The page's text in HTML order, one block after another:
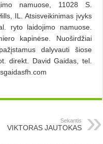
namuose, 11028 S.
IL. Atsisveikinimas įvyks
ryto laidojimo namuose.
kapinėse. Nuoširdžiai
dalyvauti šiose
direkt. David Gaidas, tel.
Sekantis
VIKTORAS JAUTOKAS